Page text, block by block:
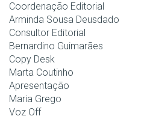
Coordenação Editorial
Arminda Sousa Deusdado
Consultor Editorial
Bernardino Guimarães
Copy Desk
Marta Coutinho
Apresentação
Maria Grego
Voz Off